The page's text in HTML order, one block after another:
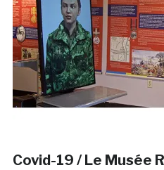
Covid-19 / Le Musée